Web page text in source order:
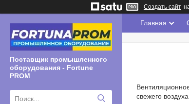
Создать сайт
Поставщик промышленного
оборудования - Fortune
PROM
Главная
свежего